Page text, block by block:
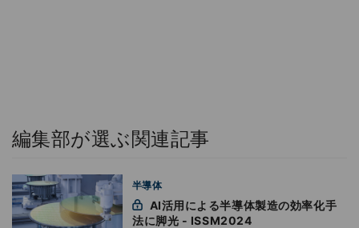
編集部が選ぶ関連記事
半導体
法に脚光 - ISSM2024